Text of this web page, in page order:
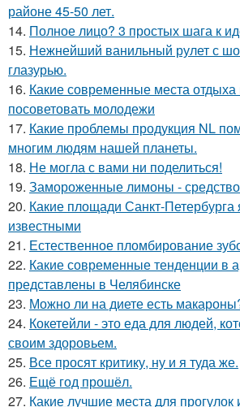
районе 45-50 лет.
14. Полное лицо? 3 простых шага к
15. Нежнейший ванильный рулет с
глазурью.
16. Какие современные места
посоветовать молодежи
17. Какие проблемы продукция NL
многим людям нашей планеты.
18. Не могла с вами ни поделиться!
19. Замороженные лимоны - средство
20. Какие площади Санкт-
известными
21. Естественное пломбирование
22. Какие современные тенденции в
представлены в Челябинске
23. Можно ли на диете есть
24. Кокетейли - это еда для людей,
своим здоровьем.
25. Все просят критику, ну и я туда же.
26. Ещё год прошёл.
27. Какие лучшие места для прогулок